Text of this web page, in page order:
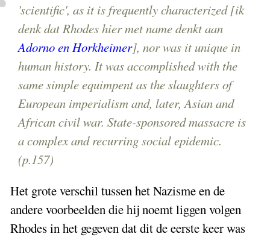
'scientific', as it is frequently characterized [ik
denk dat Rhodes hier met name denkt aan
Adorno en Horkheimer], nor was it unique in
human history. It was accomplished with the
same simple equimpent as the slaughters of
European imperialism and, later, Asian and
African civil war. State-sponsored massacre is
a complex and recurring social epidemic.
(p.157)
Het grote verschil tussen het Nazisme en de
andere voorbeelden die hij noemt liggen volgen
Rhodes in het gegeven dat dit de eerste keer was